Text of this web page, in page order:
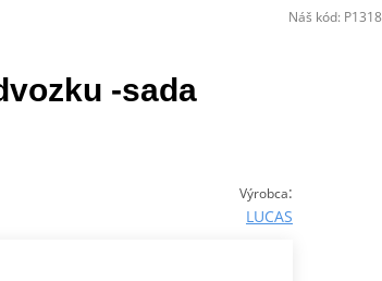
-sada
Výrobca:
LUCAS
Náš kód: P1318